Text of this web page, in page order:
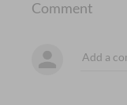
Comment